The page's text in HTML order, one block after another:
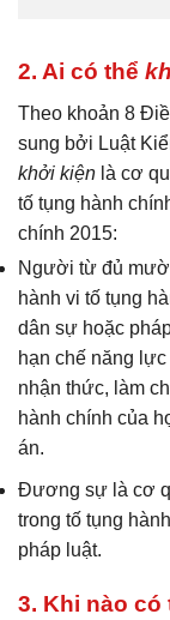
2. Ai có thể
Theo khoản 8
sung bởi Luật
khởi kiện là cơ
tố tụng hành
chính 2015:
Người từ đủ
hành vi tố tụng
dân sự hoặc
hạn chế năng
nhận thức, làm
hành chính của
án.
Đương sự là cơ
trong tố tụng
pháp luật.
3. Khi nào có